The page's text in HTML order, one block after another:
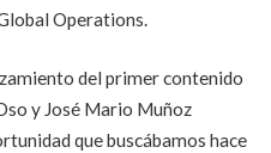
Operations.
del primer contenido
y José Mario Muñoz
que buscábamos hace